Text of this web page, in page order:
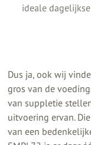
ideale
Dus ja, ook wij
gros van de
van suppletie
uitvoering ervan.
van een